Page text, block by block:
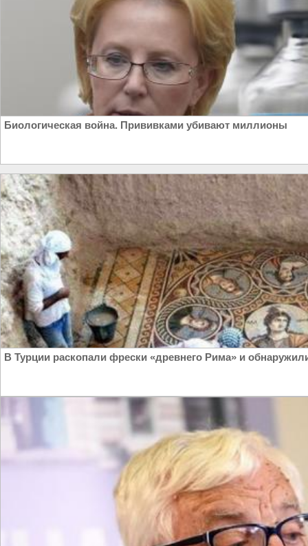
Биологическая война. Прививками убивают миллионы
В Турции раскопали фрески «древнего Рима» и